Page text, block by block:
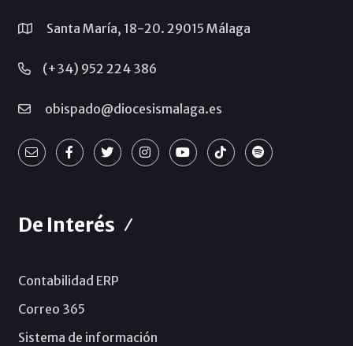
Santa María, 18-20. 29015 Málaga
(+34) 952 224 386
obispado@diocesismalaga.es
De Interés
Contabilidad ERP
Correo 365
Sistema de información